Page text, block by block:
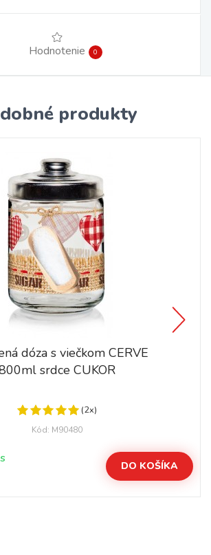
Hodnotenie 0
produkty
dóza s viečkom CERVE
srdce CUKOR
(2x)
Kód: M90480
ks
DO KOŠÍKA